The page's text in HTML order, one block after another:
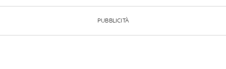
PUBBLICITÀ